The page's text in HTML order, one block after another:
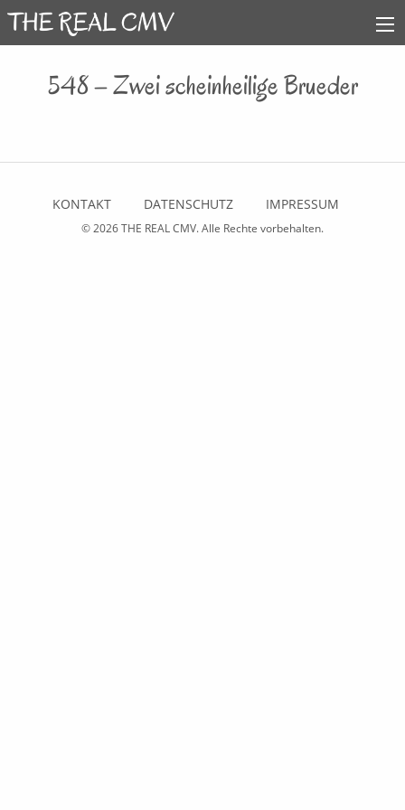
548 – Zwei scheinheilige Brueder
KONTAKT DATENSCHUTZ IMPRESSUM
© 2026THE REAL CMV. Alle Rechte vorbehalten.